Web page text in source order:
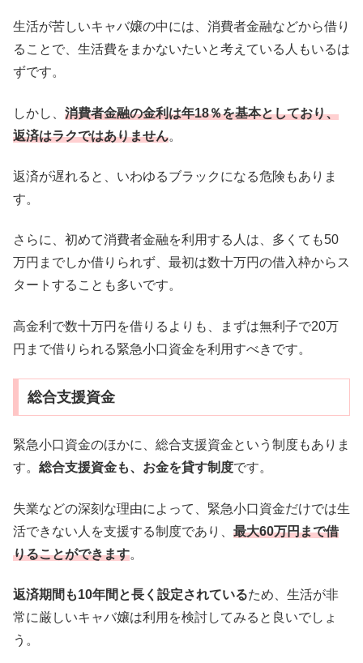
生活が苦しいキャバ嬢の中には、消費者金融などから借り
ることで、生活費をまかないたいと考えている人もいるは
ずです。
しかし、 消費者金融の金利は年18％を基本としており、
返済はラクではありません。
返済が遅れると、いわゆるブラックになる危険もありま
す。
さらに、初めて消費者金融を利用する人は、多くても50
万円までしか借りられず、最初は数十万円の借入枠からス
タートすることも多いです。
高金利で数十万円を借りるよりも、まずは無利子で20万
円まで借りられる緊急小口資金を利用すべきです。
総合支援資金
緊急小口資金のほかに、総合支援資金という制度もありま
す。 総合支援資金も、お金を貸す制度です。
失業などの深刻な理由によって、緊急小口資金だけでは生
活できない人を支援する制度であり、 最大60万円まで借
りることができます。
返済期間も10年間と長く設定されているため、生活が非
常に厳しいキャバ嬢は利用を検討してみると良いでしょ
う。